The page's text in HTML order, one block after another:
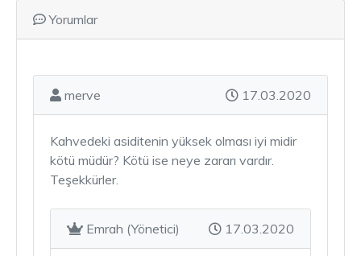
Yorumlar
merve 17.03.2020
Kahvedeki asiditenin yüksek olması iyi midir
kötü müdür? Kötü ise neye zararı vardır.
Teşekkürler.
Emrah (Yönetici) 17.03.2020